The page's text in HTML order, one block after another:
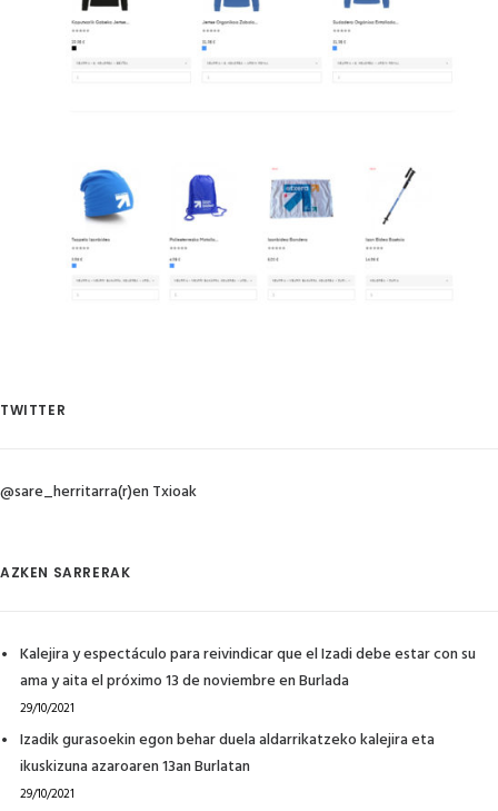
TWITTER
@sare_herritarra(r)en Txioak
AZKEN SARRERAK
Kalejira y espectáculo para reivindicar que el Izadi debe estar con su
ama y aita el próximo 13 de noviembre en Burlada
29/10/2021
Izadik gurasoekin egon behar duela aldarrikatzeko kalejira eta
ikuskizuna azaroaren 13an Burlatan
29/10/2021